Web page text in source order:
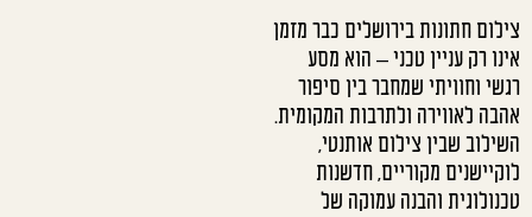
צילום חתונות בירושלים כבר מזמן
אינו רק עניין טכני – הוא מסע
רגשי וחוויתי שמחבר בין סיפור
אהבה לאווירה ולתרבות המקומית.
השילוב שבין צילום אותנטי,
לוקיישנים מקוריים, חדשנות
טכנולוגית והבנה עמוקה של